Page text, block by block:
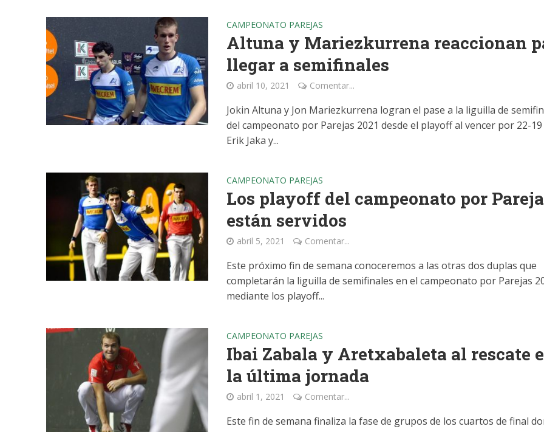
CAMPEONATO PAREJAS
Altuna y Mariezkurrena reaccionan
llegar a semifinales
abril 10, 2021 Comentar...
Jokin Altuna y Jon Mariezkurrena logran el pase a la liguilla de
del campeonato por Parejas 2021 desde el playoff al vencer por 22-19
Erik Jaka y...
CAMPEONATO PAREJAS
Los playoff del campeonato por
están servidos
abril 5, 2021 Comentar...
Este próximo fin de semana conoceremos a las otras dos duplas que
completarán la liguilla de semifinales en el campeonato por Parejas
mediante los playoff...
CAMPEONATO PAREJAS
Ibai Zabala y Aretxabaleta al rescate
la última jornada
abril 1, 2021 Comentar...
Este fin de semana finaliza la fase de grupos de los cuartos de final